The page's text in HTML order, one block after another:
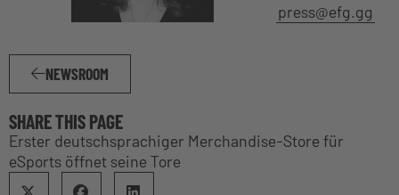
press@efg.gg
NEWSROOM
SHARE THIS PAGE
Erster deutschsprachiger Merchandise-Store für
eSports öffnet seine Tore